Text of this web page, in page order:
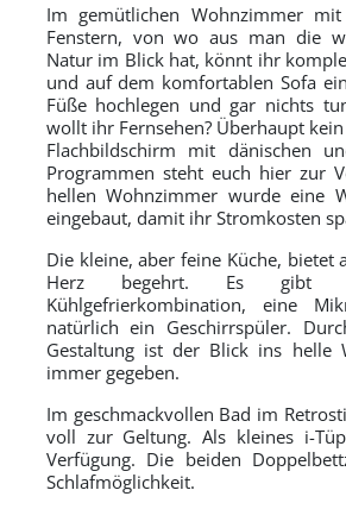
Im gemütlichen Wohnzimmer
Fenstern, von wo aus man die
Natur im Blick hat, könnt ihr
und auf dem komfortablen Sofa
Füße hochlegen und gar nichts
wollt ihr Fernsehen? Überhaupt
Flachbildschirm mit dänischen
Programmen steht euch hier zur
hellen Wohnzimmer wurde eine
eingebaut, damit ihr Stromkosten
Die kleine, aber feine Küche, bietet
Herz begehrt. Es gibt
Kühlgefrierkombination, eine
natürlich ein Geschirrspüler.
Gestaltung ist der Blick ins helle
immer gegeben.
Im geschmackvollen Bad im
voll zur Geltung. Als kleines i-
Verfügung. Die beiden
Schlafmöglichkeit.